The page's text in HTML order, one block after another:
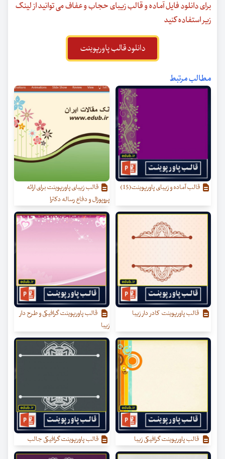
برای دانلود فایل آماده و قالب زیبای حجاب و عفاف می توانید از لینک
زیر استفاده کنید
دانلود قالب پاورپوینت
مطالب مرتبط
قالب آماده و زیبای پاورپوینت(15)
قالب زیبای پاورپوینت برای ارائه
پروپوزال و دفاع رساله دکترا
قالب پاورپوینت کادر دار زیبا
قالب پاورپوینت گرافیکی و طرح دار
زیبا
قالب پاورپوینت گرافیکی زیبا قالب پاورپوینت گرافیکی جالب